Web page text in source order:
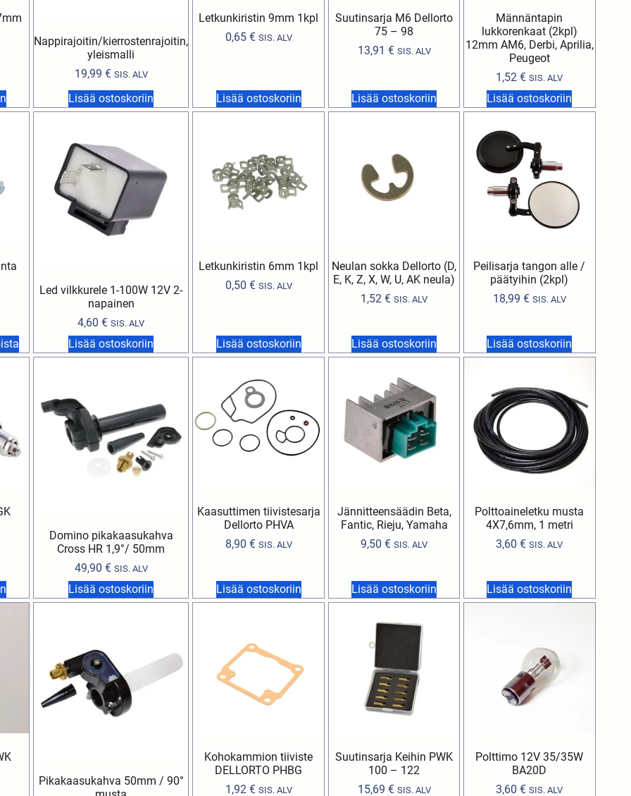
Nappirajoitin/kierrostenrajoitin,
yleismalli
19,99 € SIS. ALV
Lisää ostoskoriin
Letkunkiristin 9mm 1kpl
0,65 € SIS. ALV
Lisää ostoskoriin
Suutinsarja M6 Dellorto
75 – 98
13,91 € SIS. ALV
Lisää ostoskoriin
Männäntapin
lukkorenkaat (2kpl)
12mm AM6, Derbi, Aprilia,
Peugeot
1,52€ SIS. ALV
Lisää ostoskoriin
Led vilkkurele 1-100W 12V 2-
napainen
4,60€ SIS. ALV
Lisää ostoskoriin
Letkunkiristin 6mm 1kpl
0,50 € SIS. ALV
Lisää ostoskoriin
Neulan sokka Dellorto (D,
E, K, Z, X, W, U, AK neula)
1,52€ SIS. ALV
Lisää ostoskoriin
Peilisarja tangon alle /
päätyihin (2kpl)
18,99 € SIS. ALV
Lisää ostoskoriin
Domino pikakaasukahva
Cross HR 1,9°/ 50mm
49,90 € SIS. ALV
Lisää ostoskoriin
Kaasuttimen tiivistesarja
Dellorto PHVA
8,90 € SIS. ALV
Lisää ostoskoriin
Jännitteensäädin Beta,
Fantic, Rieju, Yamaha
9,50€ SIS. ALV
Lisää ostoskoriin
Polttoaineletku musta
4X7,6mm, 1 metri
3,60€ SIS. ALV
Lisää ostoskoriin
Pikakaasukahva 50mm / 90°
Kohokammion tiiviste
DELLORTO PHBG
1,92 € SIS. ALV
Suutinsarja Keihin PWK
100 – 122
15,69 € SIS. ALV
Polttimo 12V 35/35W
BA20D
3,60€ SIS. ALV